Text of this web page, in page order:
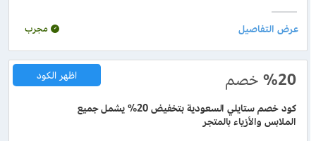
مجرب
%20 خصم
كود خصم ستايلي السعودية بتخفيض 20% يشمل جميع
الملابس والأزياء بالمتجر
اظهر الكود